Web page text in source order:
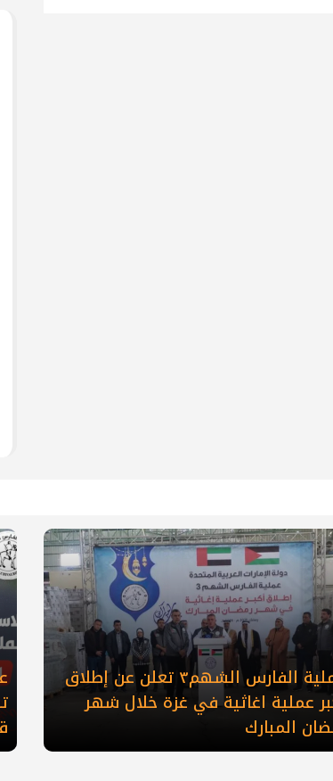
عملية الفارس الشهم٣ تعلن عن إطلاق
عملية اغاثية في غزة خلال شهر
المبارك